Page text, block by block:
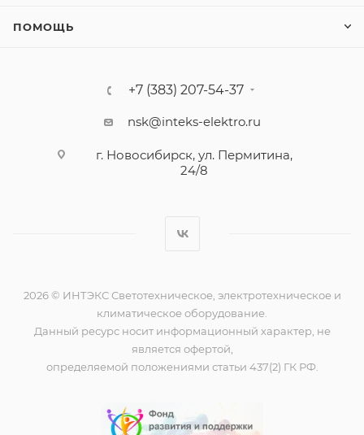
ПОМОЩЬ
+7 (383) 207-54-37
nsk@inteks-elektro.ru
г. Новосибирск, ул. Пермитина,
24/8
2026 © ИНТЭКС Светотехническое, электротехническое и
климатическое оборудование.
Данный ресурс носит информационный характер, не
является офертой,
определяемой положениями статьи 437(2) ГК РФ.